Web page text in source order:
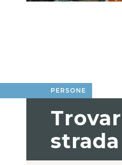
PERSONE
strada